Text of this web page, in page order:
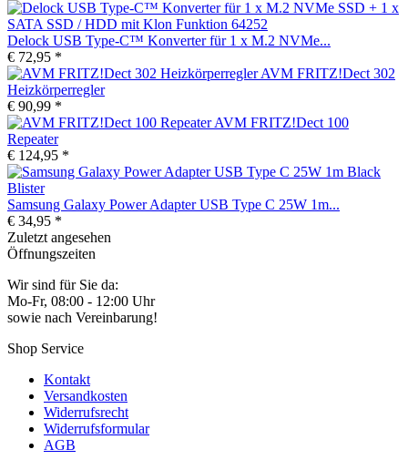
Delock USB Type-C™ Konverter für 1 x M.2 NVMe...
€ 72,95 *
AVM FRITZ!Dect 302
Heizkörperregler
€ 90,99 *
AVM FRITZ!Dect 100
Repeater
€ 124,95 *
Samsung Galaxy Power Adapter USB Type C 25W 1m...
€ 34,95 *
Zuletzt angesehen
Öffnungszeiten
Wir sind für Sie da:
Mo-Fr, 08:00 - 12:00 Uhr
sowie nach Vereinbarung!
Shop Service
Kontakt
Versandkosten
Widerrufsrecht
Widerrufsformular
AGB